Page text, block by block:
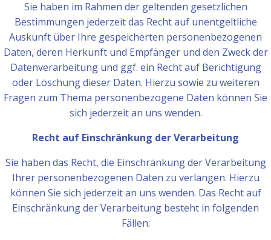
Sie haben im Rahmen der geltenden gesetzlichen
Bestimmungen jederzeit das Recht auf unentgeltliche
Auskunft über Ihre gespeicherten personenbezogenen
Daten, deren Herkunft und Empfänger und den Zweck der
Datenverarbeitung und ggf. ein Recht auf Berichtigung
oder Löschung dieser Daten. Hierzu sowie zu weiteren
Fragen zum Thema personenbezogene Daten können Sie
sich jederzeit an uns wenden.
Recht auf Einschränkung der Verarbeitung
Sie haben das Recht, die Einschränkung der Verarbeitung
Ihrer personenbezogenen Daten zu verlangen. Hierzu
können Sie sich jederzeit an uns wenden. Das Recht auf
Einschränkung der Verarbeitung besteht in folgenden
Fällen: